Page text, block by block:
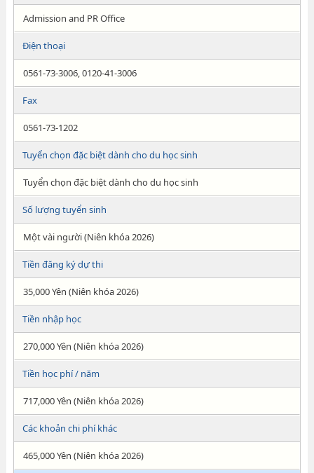
Admission and PR Office
Điện thoại
0561-73-3006, 0120-41-3006
Fax
0561-73-1202
Tuyển chọn đặc biệt dành cho du học sinh
Tuyển chọn đặc biệt dành cho du học sinh
Số lượng tuyển sinh
Một vài người (Niên khóa 2026)
Tiền đăng ký dự thi
35,000 Yên (Niên khóa 2026)
Tiền nhập học
270,000 Yên (Niên khóa 2026)
Tiền học phí / năm
717,000 Yên (Niên khóa 2026)
Các khoản chi phí khác
465,000 Yên (Niên khóa 2026)